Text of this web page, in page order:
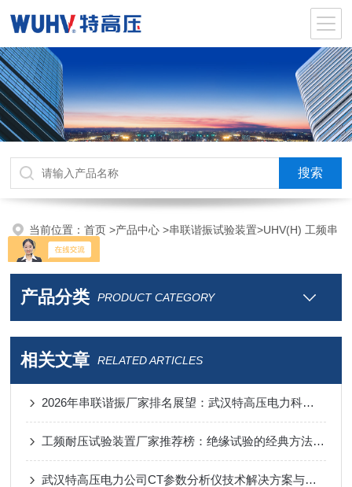
当前位置：首页>产品中心>串联谐振试验装置>UHV(H) 工频串
联谐振升压
产品分类 PRODUCT CATEGORY
相关文章 RELATED ARTICLES
2026年串联谐振厂家排名展望：武汉特高压电力科技的创新路径
工频耐压试验装置厂家推荐榜：绝缘试验的经典方法，多种实现形式
武汉特高压电力公司CT参数分析仪技术解决方案与行业应用